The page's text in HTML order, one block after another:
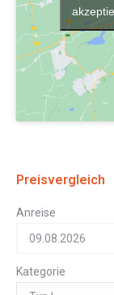
Preisvergleich
Anreise
Kategorie